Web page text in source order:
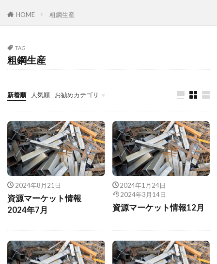
HOME 粗鋼生産
TAG
粗鋼生産
新着順 人気順 お勧めカテゴリ
故障診断整備のススメ
2024年8月21日
資源マーケット情報
2024年7月
2024年1月24日
2024年3月14日
資源マーケット情報12月